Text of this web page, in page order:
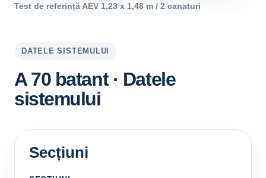
Test de referință AEV 1,23 x 1,48 m / 2 canaturi
DATELE SISTEMULUI
A 70 batant · Datele
sistemului
Secțiuni